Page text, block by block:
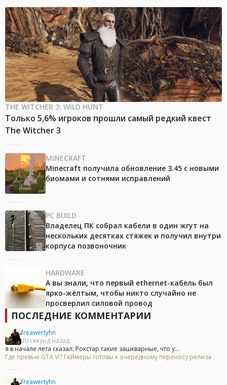
THE WITCHER 3: WILD HUNT
Только 5,6% игроков прошли самый редкий квест
The Witcher 3
MINECRAFT
Minecraft получила обновление 3.45 с новыми
биомами и сотнями исправлений
PC BUILD
Владелец ПК собрал кабели в один жгут на
нескольких десятках стяжек и получил внутри
корпуса позвоночник
HARDWARE
А вы знали, что первый ethernet-кабель был
ярко-жёлтым, чтобы никто случайно не
просверлил силовой провод
ПОСЛЕДНИЕ КОММЕНТАРИИ
freawertyhn
20 секунд назад
я в начале лета сказал: Рокстар такие зашкварные, что у...
Где превью GTA VI? Геймеры готовы к очередному переносу релиза
freawertyhn